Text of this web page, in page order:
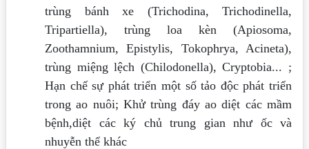
trùng bánh xe (Trichodina, Trichodinella,
Tripartiella), trùng loa kèn (Apiosoma,
Zoothamnium, Epistylis, Tokophrya, Acineta),
trùng miệng lệch (Chilodonella), Cryptobia... ;
Hạn chế sự phát triển một số tảo độc phát triển
trong ao nuôi; Khử trùng đáy ao diệt các mầm
bệnh,diệt các ký chủ trung gian như ốc và
nhuyễn thể khác